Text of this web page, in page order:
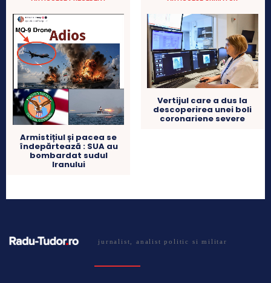
Armistițiul și pacea se
îndepărtează : SUA au
bombardat sudul
Iranului
Vertijul care a dus la
descoperirea unei boli
coronariene severe
jurnalist, analist politic si militar